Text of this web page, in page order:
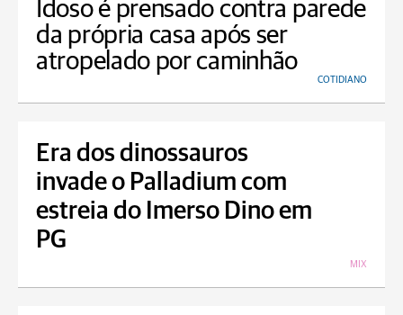
Idoso é prensado contra parede
da própria casa após ser
atropelado por caminhão
COTIDIANO
Era dos dinossauros
invade o Palladium com
estreia do Imerso Dino em
PG
MIX